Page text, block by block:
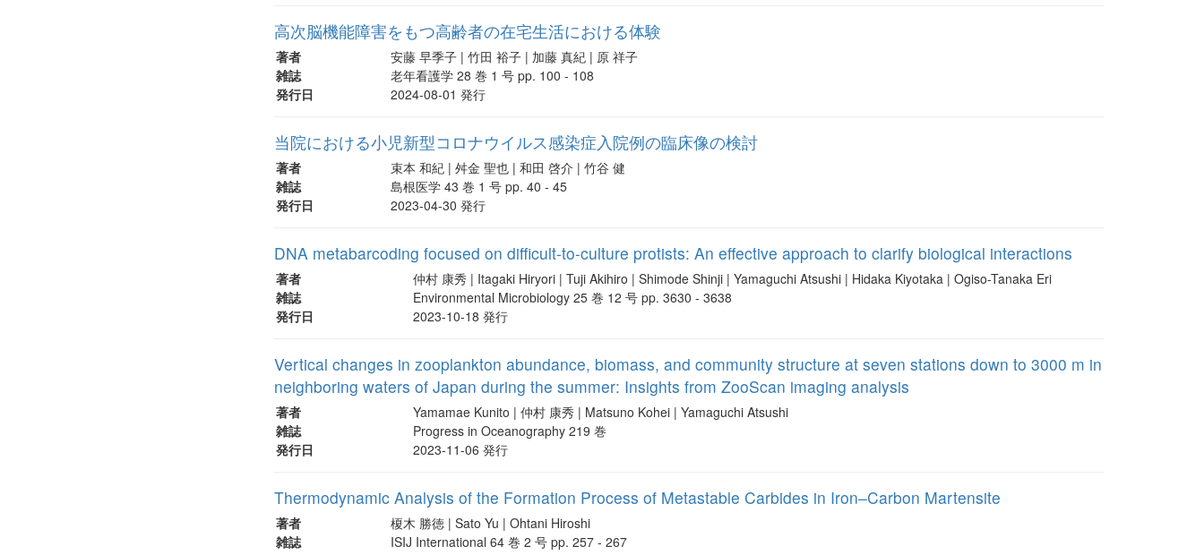
高次脳機能障害をもつ高齢者の在宅生活における体験
著者
安藤 早季子 | 竹田 裕子 | 加藤 真紀 | 原 祥子
雑誌
老年看護学 28 巻 1 号 pp. 100 - 108
発行日
2024-08-01 発行
当院における小児新型コロナウイルス感染症入院例の臨床像の検討
著者
束本 和紀 | 舛金 聖也 | 和田 啓介 | 竹谷 健
雑誌
島根医学 43 巻 1 号 pp. 40 - 45
発行日
2023-04-30 発行
DNA metabarcoding focused on difficult-to-culture protists: An effective approach to clarify biological interactions
著者
仲村 康秀 | Itagaki Hiryori | Tuji Akihiro | Shimode Shinji | Yamaguchi Atsushi | Hidaka Kiyotaka | Ogiso-Tanaka Eri
雑誌
Environmental Microbiology 25 巻 12 号 pp. 3630 - 3638
発行日
2023-10-18 発行
Vertical changes in zooplankton abundance, biomass, and community structure at seven stations down to 3000 m in
neighboring waters of Japan during the summer: Insights from ZooScan imaging analysis
著者
Yamamae Kunito | 仲村 康秀 | Matsuno Kohei | Yamaguchi Atsushi
雑誌
Progress in Oceanography 219 巻
発行日
2023-11-06 発行
Thermodynamic Analysis of the Formation Process of Metastable Carbides in Iron–Carbon Martensite
著者
榎木 勝徳 | Sato Yu | Ohtani Hiroshi
雑誌
ISIJ International 64 巻 2 号 pp. 257 - 267